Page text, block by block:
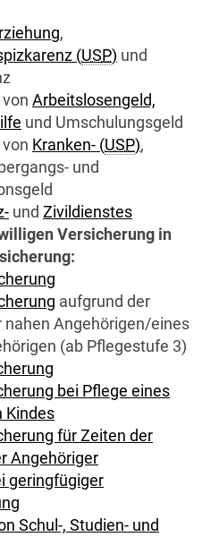
,
(USP) und
Arbeitslosengeld,
und Umschulungsgeld
Kranken- (USP),
und
und Zivildienstes
Versicherung in
aufgrund der
nahen Angehörigen/eines
(ab Pflegestufe 3)
bei Pflege eines
Kindes
für Zeiten der
Angehöriger
geringfügiger
Schul-, Studien- und